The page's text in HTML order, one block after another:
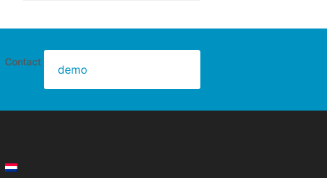
Contact
demo